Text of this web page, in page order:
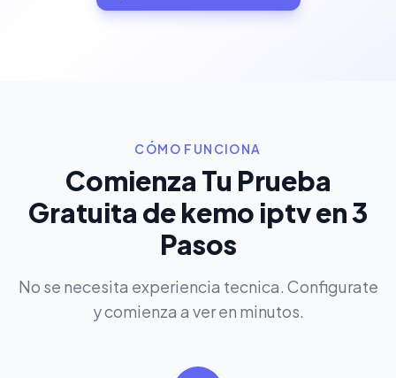
CÓMO FUNCIONA
Comienza Tu Prueba
Gratuita de kemo iptv en 3
Pasos
No se necesita experiencia tecnica. Configurate
y comienza a ver en minutos.